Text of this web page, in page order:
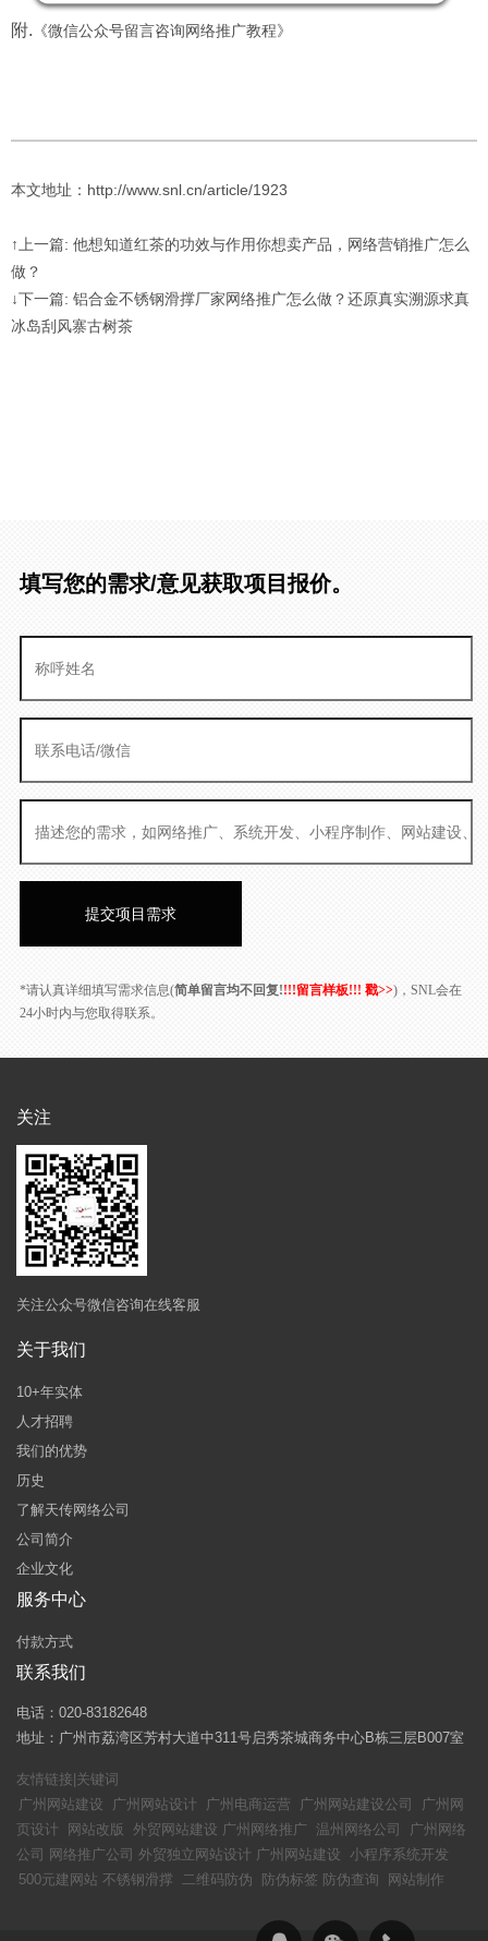
附. 《微信公众号留言咨询网络推广教程》
本文地址：http://www.snl.cn/article/1923
↑上一篇: 他想知道红茶的功效与作用你想卖产品，网络营销推广怎么
做？
↓下一篇: 铝合金不锈钢滑撑厂家网络推广怎么做？还原真实溯源求真
冰岛刮风寨古树茶
填写您的需求/意见获取项目报价。
*请认真详细填写需求信息(简单留言均不回复!!!!留言样板!!! 戳>>)，SNL会在
24小时内与您取得联系。
关注
关注公众号微信咨询在线客服
关于我们
10+年实体
人才招聘
我们的优势
历史
了解天传网络公司
公司简介
企业文化
服务中心
付款方式
联系我们
电话：020-83182648
地址：广州市荔湾区芳村大道中311号启秀茶城商务中心B栋三层B007室
友情链接|关键词
广州网站建设
广州网站设计 广州电商运营 广州网站建设公司
广州网
页设计
网站改版 外贸网站建设 广州网络推广 温州网络公司
广州网络
公司 网络推广公司 外贸独立网站设计 广州网站建设 小程序系统开发
500元建网站 不锈钢滑撑 二维码防伪 防伪标签 防伪查询 网站制作